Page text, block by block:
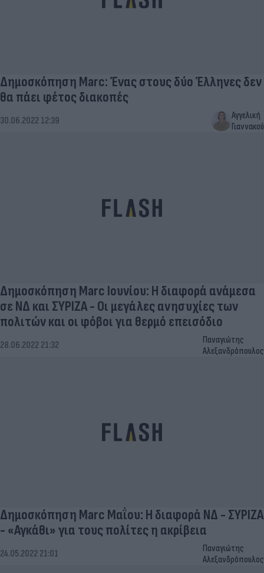
Δημοσκόπηση Marc: Ένας στους δύο Έλληνες δεν
θα πάει φέτος διακοπές
30.06.2022 12:39
Αγγελική
Γιαννακού
Δημοσκόπηση Marc Ιουνίου: Η διαφορά ανάμεσα
σε ΝΔ και ΣΥΡΙΖΑ - Οι μεγάλες ανησυχίες των
πολιτών και οι φόβοι για θερμό επεισόδιο
28.06.2022 21:32
Παναγιώτης
Αλεξανδρόπουλος
Δημοσκόπηση Marc Μαΐου: Η διαφορά ΝΔ - ΣΥΡΙΖΑ
- «Αγκάθι» για τους πολίτες η ακρίβεια
24.05.2022 21:01
Παναγιώτης
Αλεξανδρόπουλος